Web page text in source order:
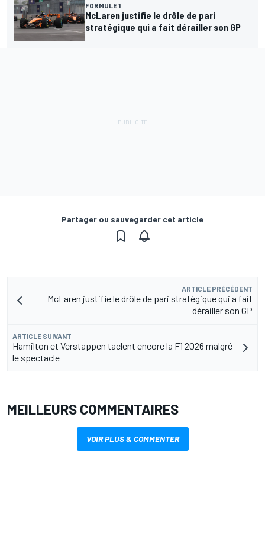
FORMULE 1
McLaren justifie le drôle de pari
stratégique qui a fait dérailler son GP
Partager ou sauvegarder cet article
ARTICLE PRÉCÉDENT
McLaren justifie le drôle de pari stratégique qui a fait
dérailler son GP
ARTICLE SUIVANT
Hamilton et Verstappen taclent encore la F1 2026 malgré
le spectacle
MEILLEURS COMMENTAIRES
VOIR PLUS & COMMENTER